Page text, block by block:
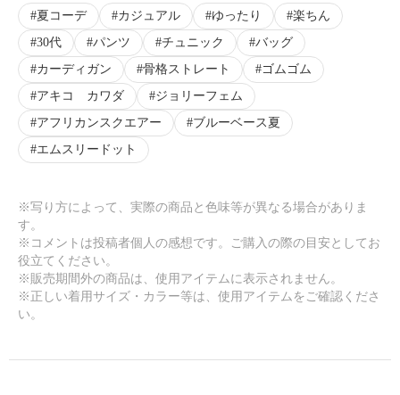
夏コーデ カジュアル ゆったり
楽ちん
30代
パンツ チュニック
バッグ
カーディガン
骨格ストレート
ゴムゴム
アキコ カワダ
ジョリーフェム
アフリカンスクエアー
ブルーベース夏
エムスリードット
※写り方によって、実際の商品と色味等が異なる場合がありま
す。
※コメントは投稿者個人の感想です。ご購入の際の目安としてお
役立てください。
※販売期間外の商品は、使用アイテムに表示されません。
※正しい着用サイズ・カラー等は、使用アイテムをご確認くださ
い。